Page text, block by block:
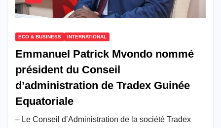
ECO & BUSINESS INTERNATIONAL
Emmanuel Patrick Mvondo nommé
président du Conseil
d’administration de Tradex Guinée
Equatoriale
– Le Conseil d’Administration de la société Tradex